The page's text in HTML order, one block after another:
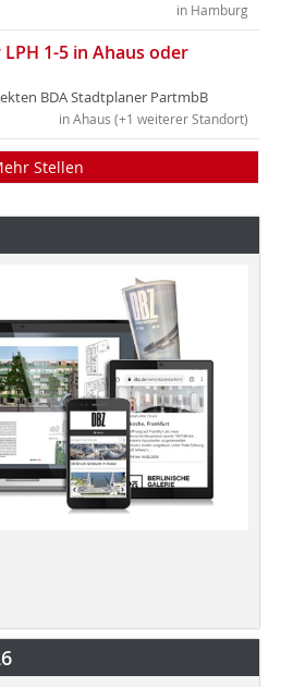
in Hamburg
1-5 in Ahaus oder
BDA Stadtplaner PartmbB
in Ahaus (+1 weiterer Standort)
Stellen